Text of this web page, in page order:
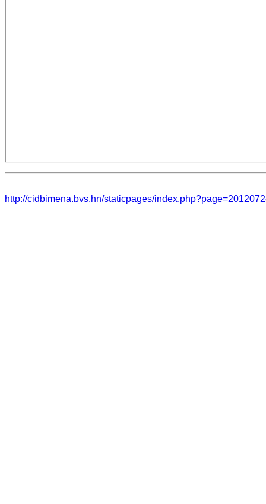
http://cidbimena.bvs.hn/staticpages/